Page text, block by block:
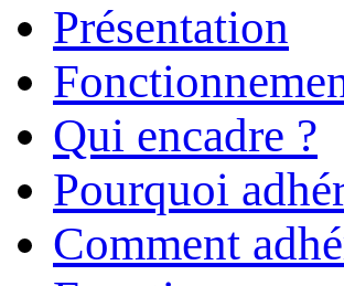
Présentation
Qui encadre ?
Pourquoi
Comment